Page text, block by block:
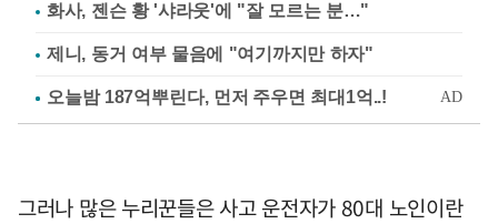
화사, 젠슨 황 '샤라웃'에 "잘 모르는 분…"
제니, 동거 여부 물음에 "여기까지만 하자"
그러나 많은 누리꾼들은 사고 운전자가 80대 노인이란